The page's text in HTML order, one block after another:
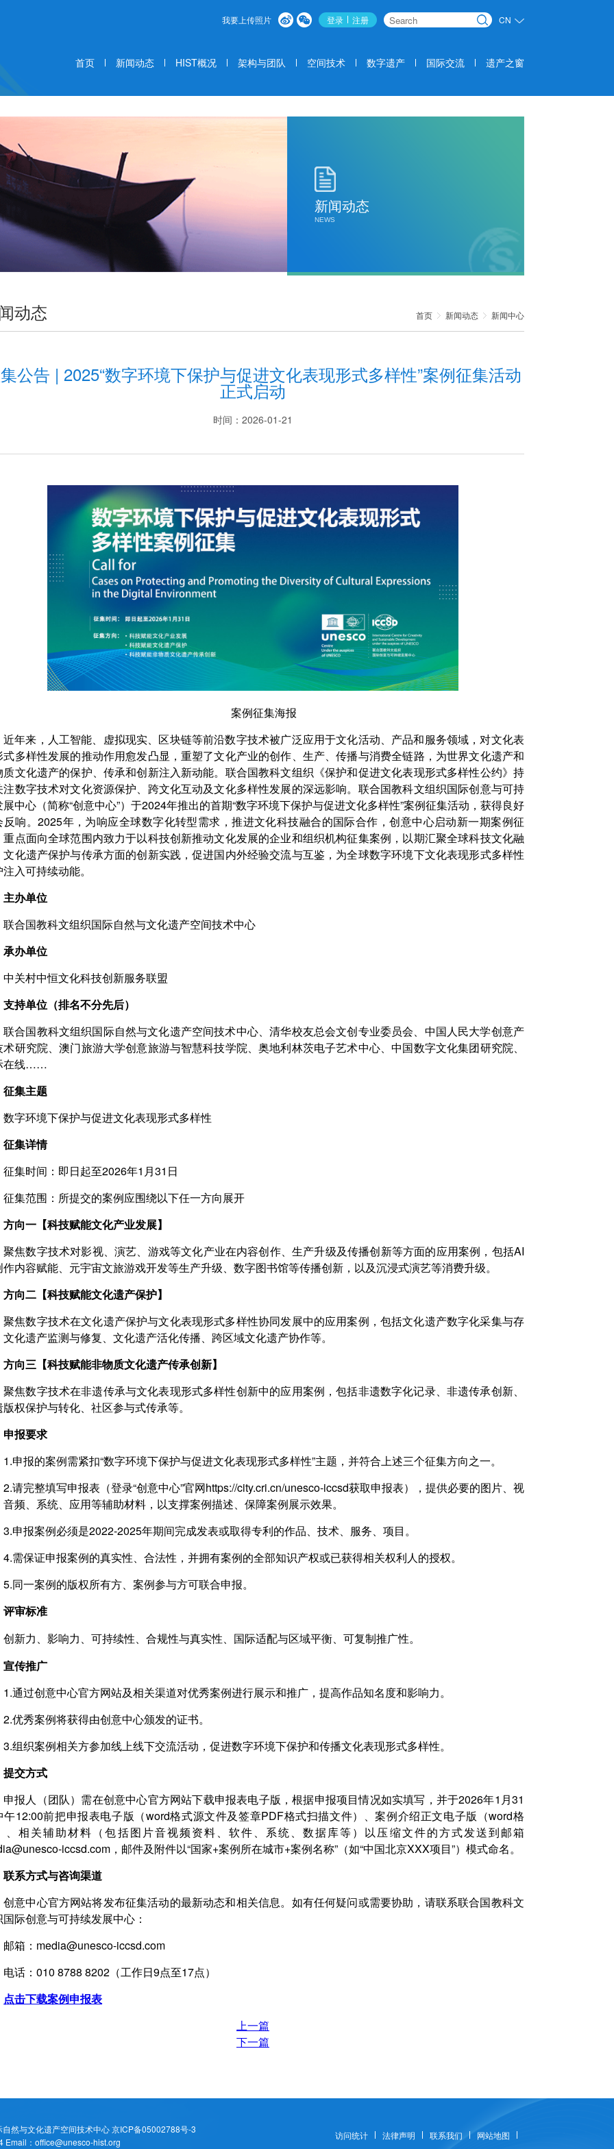
我要上传照片 登录 注册 CN
首页 新闻动态 HIST概况 架构与团队 空间技术 数字遗产 国际交流 遗产之窗
新闻动态
NEWS
动态 首页 新闻动态 新闻中心
公告 | 2025“数字环境下保护与促进文化表现形式多样性”案例征集活动
正式启动
时间：2026-01-21
案例征集海报
近年来，人工智能、虚拟现实、区块链等前沿数字技术被广泛应用于文化活动、产品和服务领域，对文化表
式多样性发展的推动作用愈发凸显，重塑了文化产业的创作、生产、传播与消费全链路，为世界文化遗产和
质文化遗产的保护、传承和创新注入新动能。联合国教科文组织《保护和促进文化表现形式多样性公约》持
注数字技术对文化资源保护、跨文化互动及文化多样性发展的深远影响。联合国教科文组织国际创意与可持
展中心（简称“创意中心”）于2024年推出的首期“数字环境下保护与促进文化多样性”案例征集活动，获得良好
反响。2025年，为响应全球数字化转型需求，推进文化科技融合的国际合作，创意中心启动新一期案例征
重点面向全球范围内致力于以科技创新推动文化发展的企业和组织机构征集案例，以期汇聚全球科技文化融
文化遗产保护与传承方面的创新实践，促进国内外经验交流与互鉴，为全球数字环境下文化表现形式多样性
入可持续动能。
主办单位
联合国教科文组织国际自然与文化遗产空间技术中心
承办单位
中关村中恒文化科技创新服务联盟
支持单位（排名不分先后）
联合国教科文组织国际自然与文化遗产空间技术中心、清华校友总会文创专业委员会、中国人民大学创意产
术研究院、澳门旅游大学创意旅游与智慧科技学院、奥地利林茨电子艺术中心、中国数字文化集团研究院、
在线……
征集主题
数字环境下保护与促进文化表现形式多样性
征集详情
征集时间：即日起至2026年1月31日
征集范围：所提交的案例应围绕以下任一方向展开
方向一【科技赋能文化产业发展】
聚焦数字技术对影视、演艺、游戏等文化产业在内容创作、生产升级及传播创新等方面的应用案例，包括AI
作内容赋能、元宇宙文旅游戏开发等生产升级、数字图书馆等传播创新，以及沉浸式演艺等消费升级。
方向二【科技赋能文化遗产保护】
聚焦数字技术在文化遗产保护与文化表现形式多样性协同发展中的应用案例，包括文化遗产数字化采集与存
化遗产监测与修复、文化遗产活化传播、跨区域文化遗产协作等。
方向三【科技赋能非物质文化遗产传承创新】
聚焦数字技术在非遗传承与文化表现形式多样性创新中的应用案例，包括非遗数字化记录、非遗传承创新、
权保护与转化、社区参与式传承等。
申报要求
1.申报的案例需紧扣“数字环境下保护与促进文化表现形式多样性”主题，并符合上述三个征集方向之一。
2.请完整填写申报表（登录“创意中心”官网https://city.cri.cn/unesco-iccsd获取申报表），提供必要的图片、视
频、系统、应用等辅助材料，以支撑案例描述、保障案例展示效果。
3.申报案例必须是2022-2025年期间完成发表或取得专利的作品、技术、服务、项目。
4.需保证申报案例的真实性、合法性，并拥有案例的全部知识产权或已获得相关权利人的授权。
5.同一案例的版权所有方、案例参与方可联合申报。
评审标准
创新力、影响力、可持续性、合规性与真实性、国际适配与区域平衡、可复制推广性。
宣传推广
1.通过创意中心官方网站及相关渠道对优秀案例进行展示和推广，提高作品知名度和影响力。
2.优秀案例将获得由创意中心颁发的证书。
3.组织案例相关方参加线上线下交流活动，促进数字环境下保护和传播文化表现形式多样性。
提交方式
申报人（团队）需在创意中心官方网站下载申报表电子版，根据申报项目情况如实填写，并于2026年1月31
午12:00前把申报表电子版（word格式源文件及签章PDF格式扫描文件）、案例介绍正文电子版（word格
、相关辅助材料（包括图片音视频资料、软件、系统、数据库等）以压缩文件的方式发送到邮箱
iccsd.com，邮件及附件以“国家+案例所在城市+案例名称”（如“中国北京XXX项目”）模式命名。
联系方式与咨询渠道
创意中心官方网站将发布征集活动的最新动态和相关信息。如有任何疑问或需要协助，请联系联合国教科文
际创意与可持续发展中心：
邮箱：media@unesco-iccsd.com
电话：010 8788 8202（工作日9点至17点）
点击下载案例申报表
上一篇
下一篇
然与文化遗产空间技术中心京ICP备05002788号-3
Email：office@unesco-hist.org
访问统计 法律声明 联系我们 网站地图